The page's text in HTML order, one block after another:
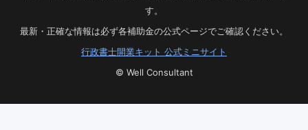
す。
最新・正確な情報は必ず各補助金の公式ページでご確認ください。
行政書士開業キット 公式ミニサイト
© Well Consultant